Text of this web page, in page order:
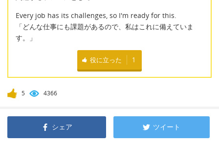
Every job has its challenges, so I'm ready for this.
「どんな仕事にも課題があるので、私はこれに備えていま
す。」
役に立った 1
5 4366
シェア ツイート